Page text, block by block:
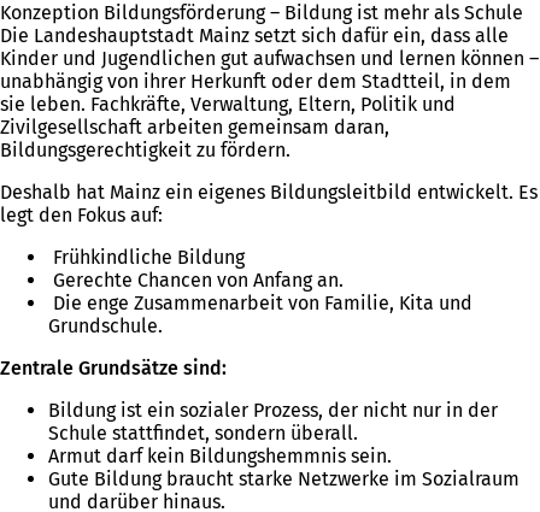
Konzeption Bildungsförderung – Bildung ist mehr als Schule
Die Landeshauptstadt Mainz setzt sich dafür ein, dass alle
Kinder und Jugendlichen gut aufwachsen und lernen können –
unabhängig von ihrer Herkunft oder dem Stadtteil, in dem
sie leben. Fachkräfte, Verwaltung, Eltern, Politik und
Zivilgesellschaft arbeiten gemeinsam daran,
Bildungsgerechtigkeit zu fördern.
Deshalb hat Mainz ein eigenes Bildungsleitbild entwickelt. Es
legt den Fokus auf:
Frühkindliche Bildung
Gerechte Chancen von Anfang an.
Die enge Zusammenarbeit von Familie, Kita und
Grundschule.
Zentrale Grundsätze sind:
Bildung ist ein sozialer Prozess, der nicht nur in der
Schule stattfindet, sondern überall.
Armut darf kein Bildungshemmnis sein.
Gute Bildung braucht starke Netzwerke im Sozialraum
und darüber hinaus.